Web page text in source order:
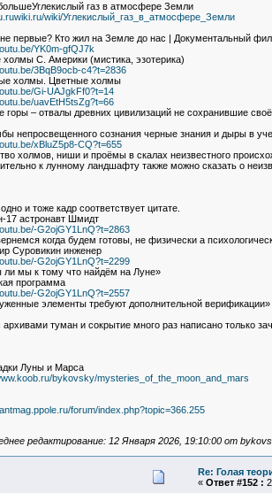
газ в атмосфере Земли
wiki/Углекислый_газ_в_атмосфере_Земли
первые? Кто жил на Земле до нас | Документальный
YK0m-gfQJ7k
С. Америки (мистика, эзотерика)
3BqB9ocb-c4?t=2836
холмы. Цветные холмы
Gi-UAJgkFf0?t=14
uavEtH5tsZg?t=66
горы – отвалы древних цивилизаций не сохранившие
непросвещенного сознания черные знания и дыры в
xBluZ5p8-CQ?t=655
холмов, ниши и проёмы в скалах неизвестного
к лунному ландшафту также можно сказать о
и тоже кадр соответствует цитате.
17 астронавт Шмидт
G2ojGY1LnQ?t=2863
когда будем готовы, не физически а
Суровикин инженер
G2ojGY1LnQ?t=2299
ли мы к тому что найдём на Луне»
программа
G2ojGY1LnQ?t=2557
элементы требуют дополнительной
архивами туман и сокрытие много раз написано только
Луны и Марса
bykovsky/mysteries_of_the_moon_and_mars
forum/index.php?topic=366.255
редактирование: 12 Января 2026, 19:10:00 от
Re: Голая
« Ответ #152 :